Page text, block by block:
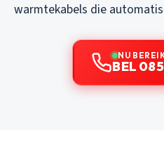
warmtekabels die
NU
BEL